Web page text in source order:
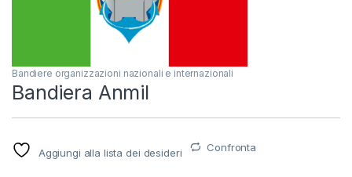
Bandiere organizzazioni nazionali e internazionali
Bandiera Anmil
Aggiungi alla lista dei desideri Confronta